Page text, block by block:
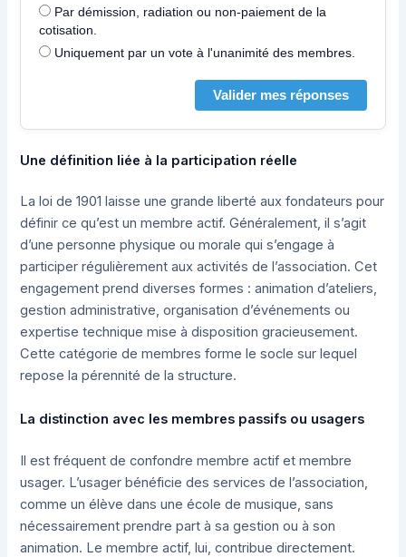
Par démission, radiation ou non-paiement de la
cotisation.
Uniquement par un vote à l'unanimité des membres.
Valider mes réponses
Une définition liée à la participation réelle
La loi de 1901 laisse une grande liberté aux fondateurs pour
définir ce qu’est un membre actif. Généralement, il s’agit
d’une personne physique ou morale qui s’engage à
participer régulièrement aux activités de l’association. Cet
engagement prend diverses formes : animation d’ateliers,
gestion administrative, organisation d’événements ou
expertise technique mise à disposition gracieusement.
Cette catégorie de membres forme le socle sur lequel
repose la pérennité de la structure.
La distinction avec les membres passifs ou usagers
Il est fréquent de confondre membre actif et membre
usager. L’usager bénéficie des services de l’association,
comme un élève dans une école de musique, sans
nécessairement prendre part à sa gestion ou à son
animation. Le membre actif, lui, contribue directement.